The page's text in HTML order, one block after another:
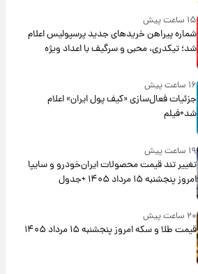
۱۵ ساعت پیش
شماره پیراهن خریدهای جدید پرسپولیس اعلام
شد؛ تیکدری، محبی و سرگیف با اعداد ویژه
۱۶ ساعت پیش
جزئیات فعال‌سازی «کیف پول ایران» اعلام
شد+فیلم
۱۹ ساعت پیش
تغییر تند قیمت محصولات ایران‌خودرو و سایپا
امروز پنجشنبه ۱۵ مرداد ۱۴۰۵ +جدول
۲۰ ساعت پیش
قیمت طلا و سکه امروز پنجشنبه ۱۵ مرداد ۱۴۰۵